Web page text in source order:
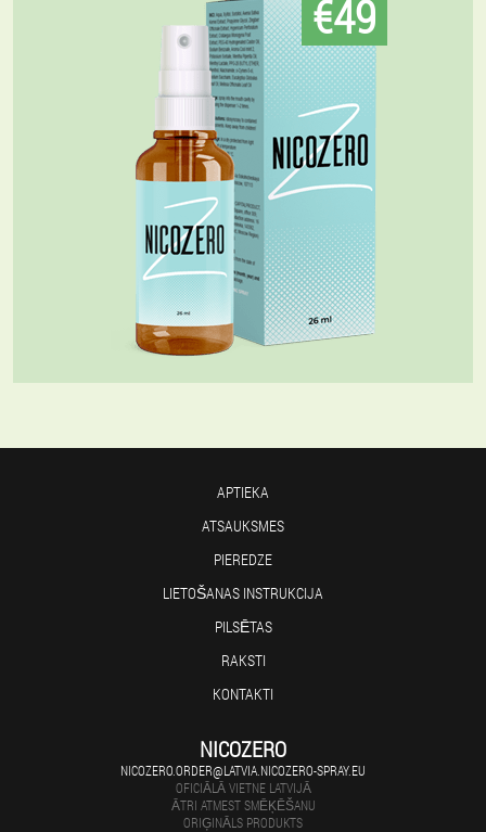
€49
APTIEKA
ATSAUKSMES
PIEREDZE
LIETOŠANAS INSTRUKCIJA
PILSĒTAS
RAKSTI
KONTAKTI
NICOZERO
NICOZERO.ORDER@LATVIA.NICOZERO-SPRAY.EU
OFICIĀLĀ VIETNE LATVIJĀ
ĀTRI ATMEST SMĒĶĒŠANU
ORIĢINĀLS PRODUKTS